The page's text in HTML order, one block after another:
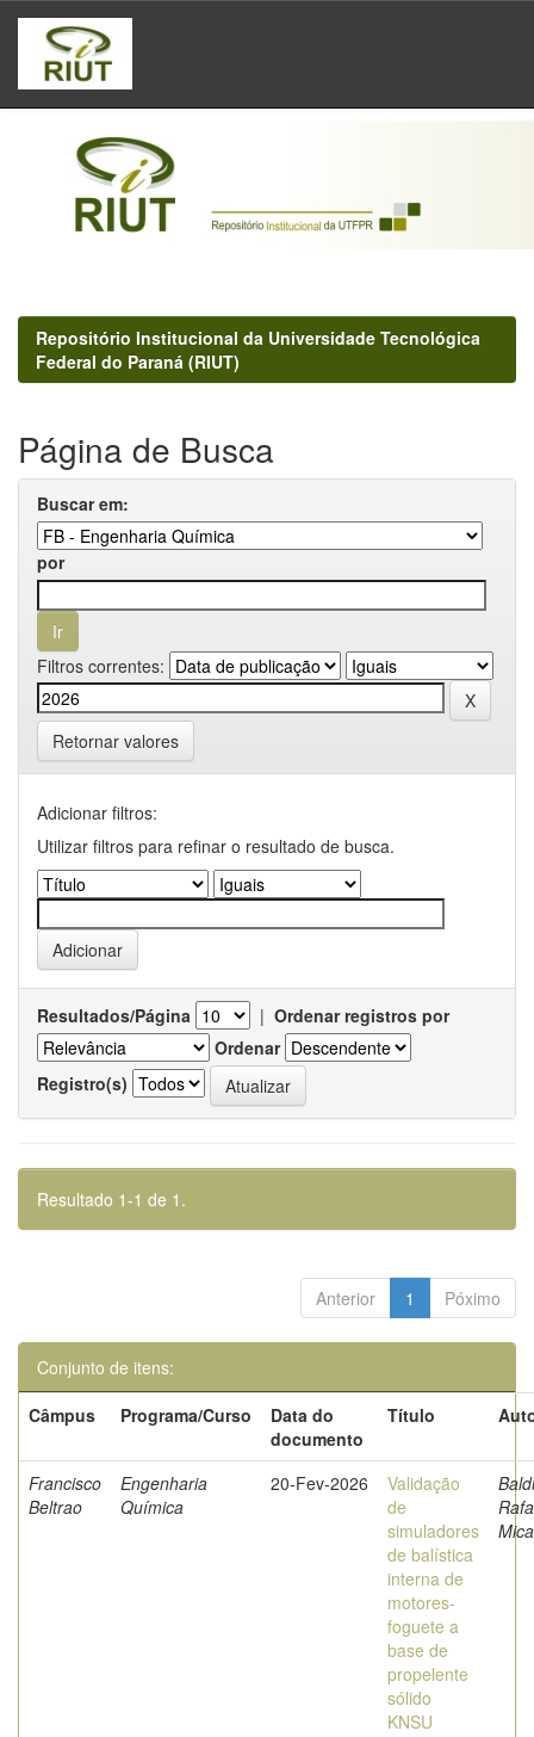
Skip
navigation
Repositório Institucional da Universidade Tecnológica
Federal do Paraná (RIUT)
Página de Busca
Buscar em:
por
Filtros correntes:
Retornar valores
Adicionar filtros:
Utilizar filtros para refinar o resultado de busca.
Resultados/Página | Ordenar registros por
Ordenar
Registro(s)
Resultado 1-1 de 1.
Anterior 1 Póximo
Conjunto de itens:
Câmpus
Programa/Curso
Data do
documento
Título
Francisco
Beltrao
Engenharia
Química
20-Fev-2026
Validação
de
simuladores
de balística
interna de
motores-
foguete a
base de
propelente
sólido
KNSU